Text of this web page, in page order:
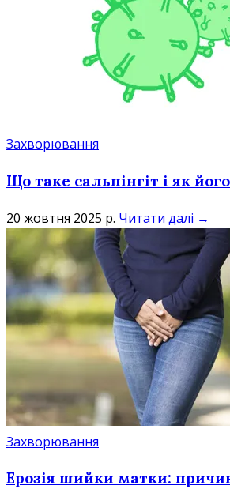
Захворювання
Що таке сальпінгіт і як
20 жовтня 2025 р. Читати далі →
Захворювання
Ерозія шийки матки: